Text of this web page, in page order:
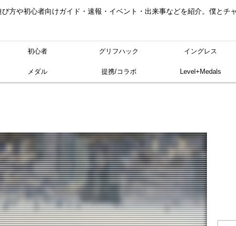
方や初心者向けガイド・速報・イベント・出来事などを紹介。僕とチ
初心者 グリフハック イングレス
メダル 提携/コラボ Level+Medals